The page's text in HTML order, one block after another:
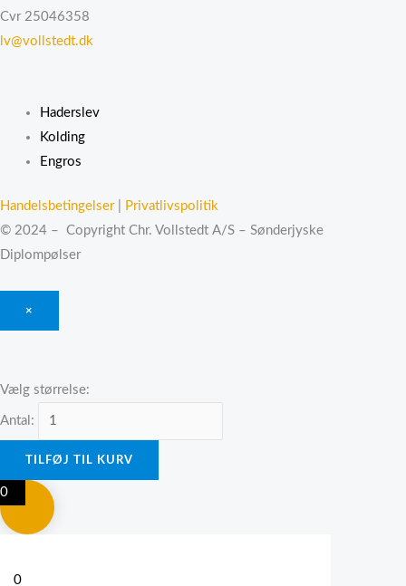
Cvr 25046358
lv@vollstedt.dk
Haderslev
Kolding
Engros
Handelsbetingelser|
Privatlivspolitik
© 2024 – Copyright Chr. Vollstedt A/S – Sønderjyske
Diplompølser
×
Vælg størrelse:
Antal:
TILFØJ TIL KURV
0
0